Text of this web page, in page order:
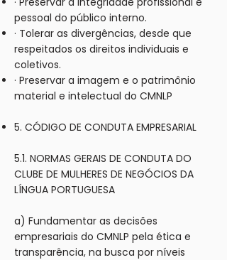
pessoal do público interno.
· Tolerar as divergências, desde que
respeitados os direitos individuais e
coletivos.
· Preservar a imagem e o patrimônio
material e intelectual do CMNLP
5. CÓDIGO DE CONDUTA EMPRESARIAL
5.1. NORMAS GERAIS DE CONDUTA DO
CLUBE DE MULHERES DE NEGÓCIOS DA
LÍNGUA PORTUGUESA
a) Fundamentar as decisões
empresariais do CMNLP pela ética e
transparência, na busca por níveis